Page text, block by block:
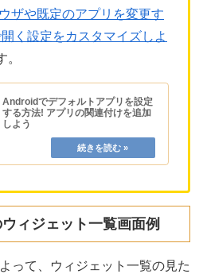
ザや既定のアプリを変更す
く設定をカスタマイズしよ
Androidでデフォルトアプリを設定
する方法! アプリの関連付けを追加
しよう
ィジェット一覧画面例
って、ウィジェット一覧の見た